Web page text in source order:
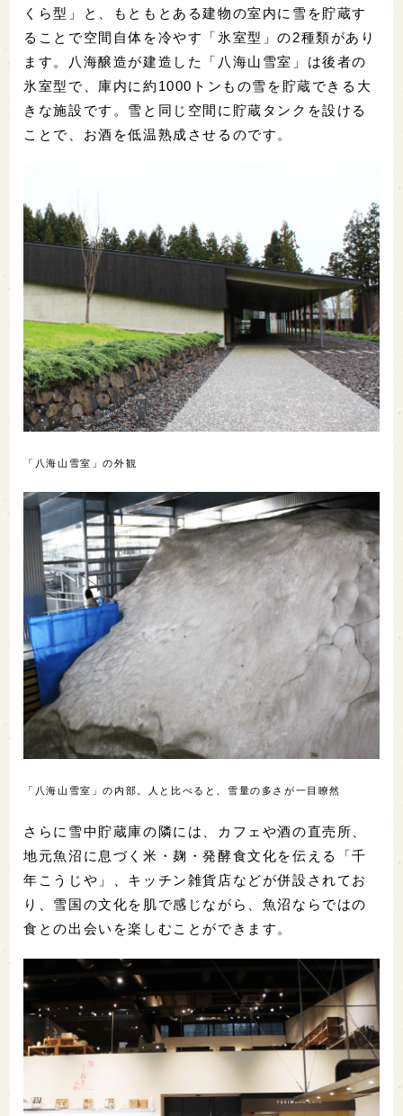
くら型」と、もともとある建物の室内に雪を貯蔵す
ることで空間自体を冷やす「氷室型」の2種類があり
ます。八海醸造が建造した「八海山雪室」は後者の
氷室型で、庫内に約1000トンもの雪を貯蔵できる大
きな施設です。雪と同じ空間に貯蔵タンクを設ける
ことで、お酒を低温熟成させるのです。
「八海山雪室」の外観
「八海山雪室」の内部。人と比べると、雪量の多さが一目瞭然
さらに雪中貯蔵庫の隣には、カフェや酒の直売所、
地元魚沼に息づく米・麹・発酵食文化を伝える「千
年こうじや」、キッチン雑貨店などが併設されてお
り、雪国の文化を肌で感じながら、魚沼ならではの
食との出会いを楽しむことができます。